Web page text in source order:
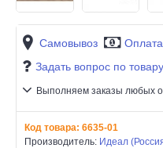
Самовывоз Оплата
Задать вопрос по товару
Выполняем заказы любых
Код товара: 6635-01
Производитель: Идеал